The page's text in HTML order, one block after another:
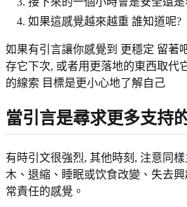
如果這感覺越來越重 誰知道呢?
如果有引言讓你感覺到 更穩定 留著
存它下次, 或者用更落地的東西取代
的線索 目標是更小心地了解自己
當引言是尋求更多支持
有時引文很強烈, 其他時刻, 注意同
木、退縮、睡眠或饮食改變、失去
常責任的感覺。